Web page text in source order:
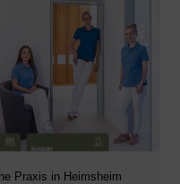
Praxis in Heimsheim